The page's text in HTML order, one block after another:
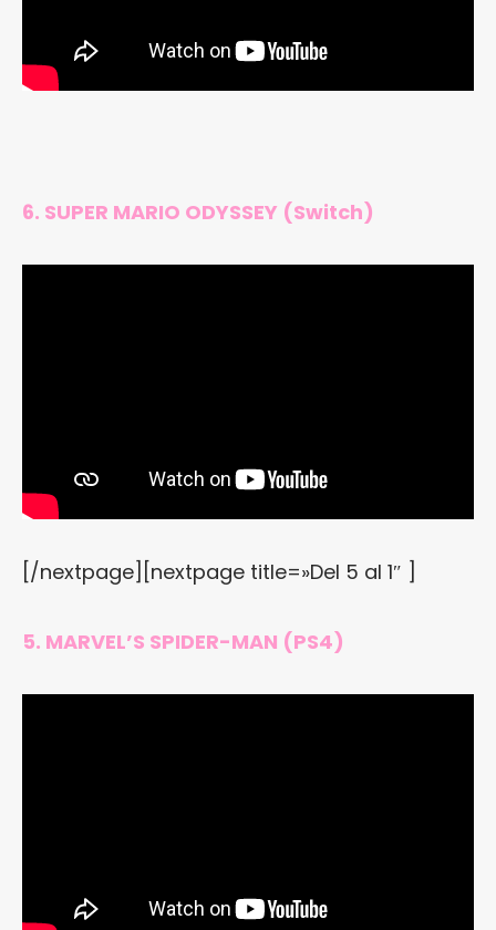
6. SUPER MARIO ODYSSEY (Switch)
[/nextpage][nextpage title=»Del 5 al 1″ ]
5. MARVEL’S SPIDER-MAN (PS4)